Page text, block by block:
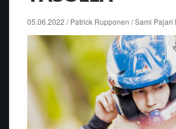
05.06.2022 / Patrick Rupponen / Sami Pajari